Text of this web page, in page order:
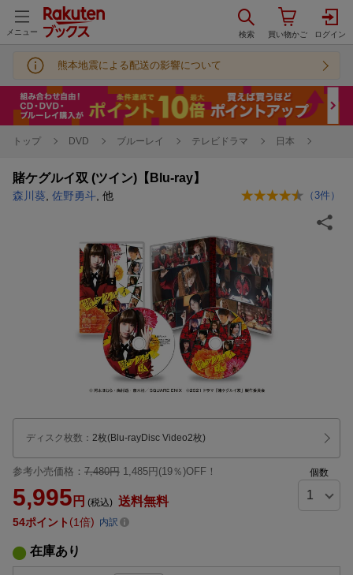
メニュー
熊本地震による配送の影響について
トップ DVD ブルーレイ テレビドラマ 日本
賭ケグルイ双 (ツイン)【Blu-ray】
森川葵 佐野勇斗 , 他 （ 3件）
ディスク枚数 ： 2枚(Blu-rayDisc Video2枚)
参考小売価格： 7,480円 1,485円(19％)OFF！
5,995 円 (税込) 送料無料
個数
54ポイント 1倍 内訳
在庫あり